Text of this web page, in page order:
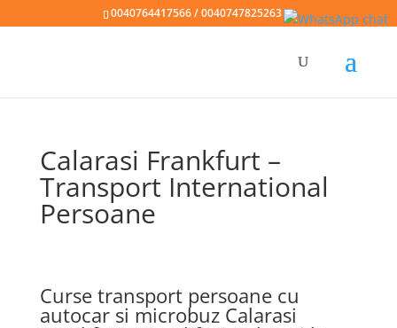
0040764417566 / 0040747825263
Calarasi Frankfurt –
Transport International
Persoane
Curse transport persoane cu
autocar si microbuz Calarasi